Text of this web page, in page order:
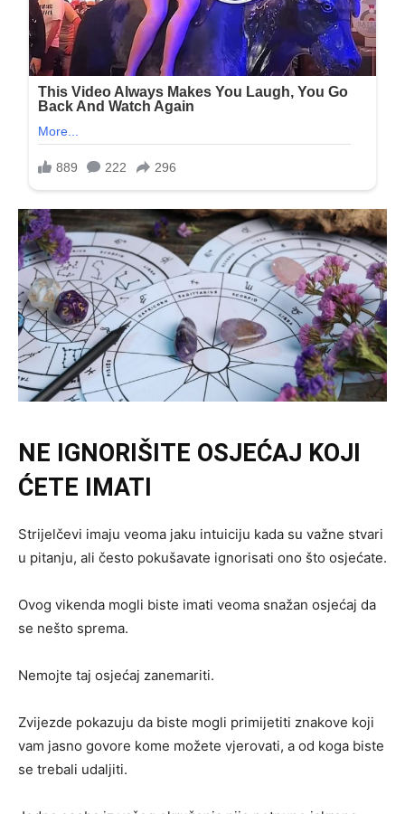
NE IGNORIŠITE OSJEĆAJ KOJI
ĆETE IMATI
Strijelčevi imaju veoma jaku intuiciju kada su važne stvari
u pitanju, ali često pokušavate ignorisati ono što osjećate.
Ovog vikenda mogli biste imati veoma snažan osjećaj da
se nešto sprema.
Nemojte taj osjećaj zanemariti.
Zvijezde pokazuju da biste mogli primijetiti znakove koji
vam jasno govore kome možete vjerovati, a od koga biste
se trebali udaljiti.